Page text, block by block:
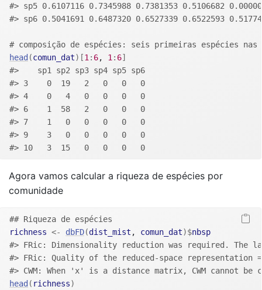
#> sp5 0.6107116 0.7345988 0.7381353 0.5106682
#> sp6 0.5041691 0.6487320 0.6527339 0.6522593
# composição de espécies: seis primeiras espécies
head (comun_dat) [1 : 6, 1 : 6]
#>    sp1 sp2 sp3 sp4 sp5 sp6
#> 3    0  19   2   0   0   0
#> 4    0   4   0   0   0   0
#> 6    1  58   2   0   0   0
#> 7    1   0   0   0   0   0
#> 9    3   0   0   0   0   0
#> 10   3  15   0   0   0   0
Agora vamos calcular a riqueza de espécies por
comunidade
## Riqueza de espécies
richness <- dbFD(dist_mist , comun_dat)$nbsp
#> FRic: Dimensionality reduction was required. The
#> FRic: Quality of the reduced-space representation
#> CWM: When 'x' is a distance matrix, CWM cannot be
head ( richness)